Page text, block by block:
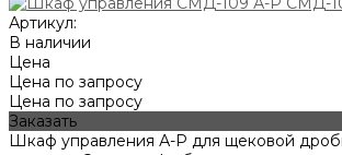
Артикул:
В наличии
Цена
Цена по запросу
Цена по запросу
Заказать
Шкаф управления А-Р для щековой